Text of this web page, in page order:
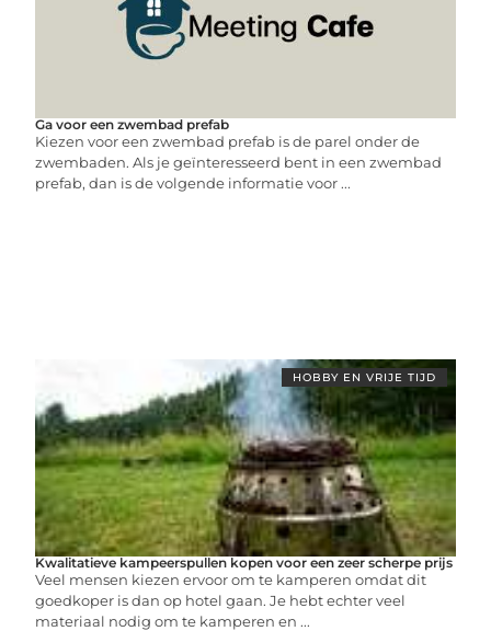
Ga voor een zwembad prefab
Kiezen voor een zwembad prefab is de parel onder de
zwembaden. Als je geïnteresseerd bent in een zwembad
prefab, dan is de volgende informatie voor ...
HOBBY EN VRIJE TIJD
Kwalitatieve kampeerspullen kopen voor een zeer scherpe prijs
Veel mensen kiezen ervoor om te kamperen omdat dit
goedkoper is dan op hotel gaan. Je hebt echter veel
materiaal nodig om te kamperen en ...